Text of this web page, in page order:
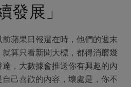
圖書禮品
發展」
蘋果日報還在時，他們的週末
算只看新聞大標，都得消磨幾
，大數據會推送你有興趣的內
己喜歡的內容，壞處是，你不